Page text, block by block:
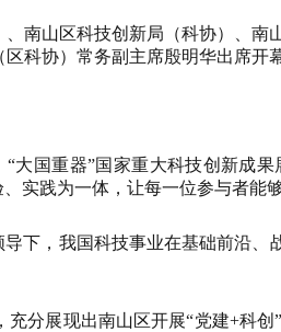
南山区科技创新局（科协）、
科协）常务副主席殷明华出席开幕
国重器”国家重大科技创新成
实践为一体，让每一位参与者能
下，我国科技事业在基础前沿
分展现出南山区开展“党建+科